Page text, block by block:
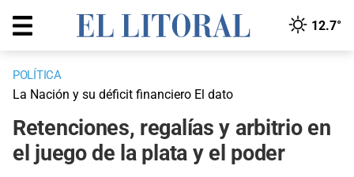
12.7°
POLÍTICA
La Nación y su déficit financiero El dato
Retenciones, regalías y arbitrio en
el juego de la plata y el poder